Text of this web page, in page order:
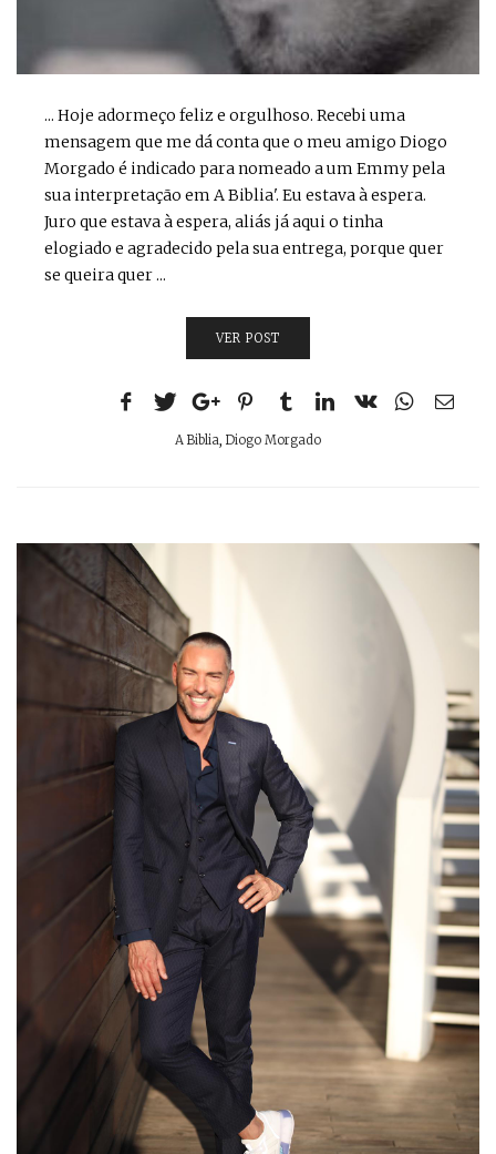
... Hoje adormeço feliz e orgulhoso. Recebi uma
mensagem que me dá conta que o meu amigo Diogo
Morgado é indicado para nomeado a um Emmy pela
sua interpretação em A Biblia'. Eu estava à espera.
Juro que estava à espera, aliás já aqui o tinha
elogiado e agradecido pela sua entrega, porque quer
se queira quer ...
VER POST
A Biblia, Diogo Morgado